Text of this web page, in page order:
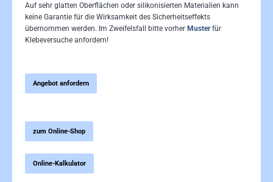
Auf sehr glatten Oberflächen oder silikonisierten Materialien kann
keine Garantie für die Wirksamkeit des Sicherheitseffekts
übernommen werden. Im Zweifelsfall bitte vorher Musterfür
Klebeversuche anfordern!
Angebot anfordern
zum Online-Shop
Online-Kalkulator